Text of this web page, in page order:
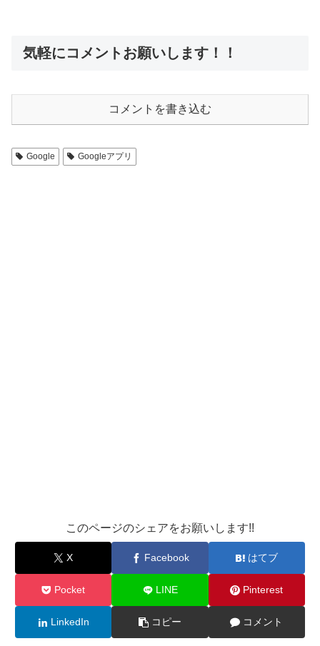
気軽にコメントお願いします！！
コメントを書き込む
Google Googleアプリ
このページのシェアをお願いします!!
X Facebook はてブ
Pocket LINE Pinterest
LinkedIn コピー コメント